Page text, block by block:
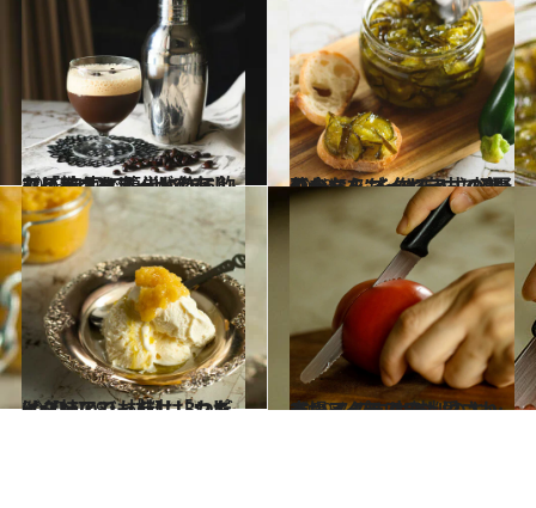
2023.5.30
アイスコーヒーが存在しないイタリア 代わりに飲む「シェケラート」って？ 自宅で簡単に作るレシピ教えます
グルメ 2023.5.7
ジャムをもっと自由に楽しむなら イタリア式の“野菜ジャム”を作ろう。 初夏の今ならズッキーニで爽やかに！
グルメ
2020.12.9
イタリアでも柿は「カキ(cachi)」！ 材料は3つだけ【柿のジャム】レシピ
グルメ 2020.7.18
本場イタリアでも愛されている プロ太鼓判のキッチンアイテム5つ
グルメ